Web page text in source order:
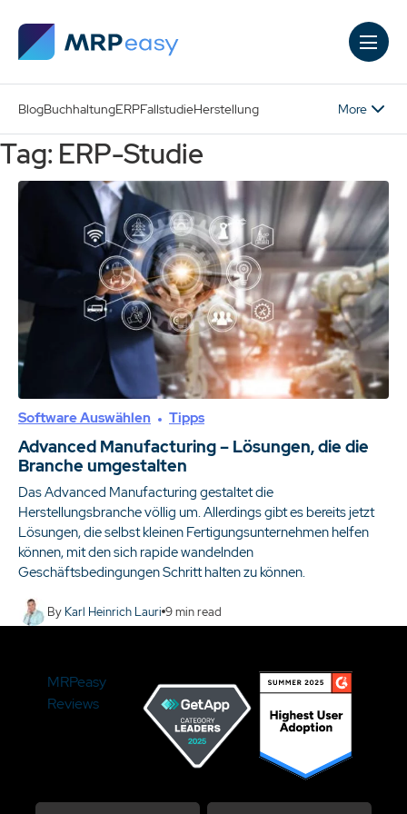
BlogBuchhaltungERPFallstudieHerstellung More
Tag: ERP-Studie
Software Auswählen Tipps
Advanced Manufacturing – Lösungen, die die
Branche umgestalten
Das Advanced Manufacturing gestaltet die
Herstellungsbranche völlig um. Allerdings gibt es bereits jetzt
Lösungen, die selbst kleinen Fertigungsunternehmen helfen
können, mit den sich rapide wandelnden
Geschäftsbedingungen Schritt halten zu können.
By Karl Heinrich Lauri 9min read
MRPeasy
Reviews